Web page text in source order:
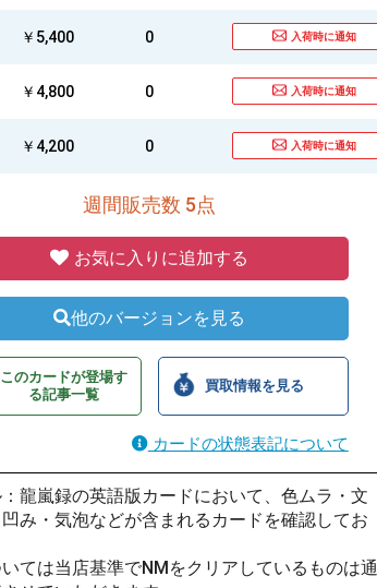
￥5,400 0 入荷時に通知
￥4,800 0 入荷時に通知
￥4,200 0 入荷時に通知
週間販売数 5点
お気に入りに追加する
他のバージョンを見る
このカードが登場す
る記事一覧
買取情報を見る
カードの状態表記について
龍嵐録の英語版カードにおいて、色ムラ・文
み・気泡などが含まれるカードを確認してお
ては当店基準でNMをクリアしているものは通